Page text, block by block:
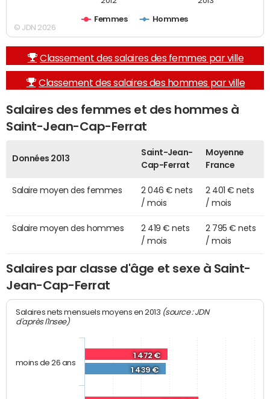
Femmes Hommes
© JDN 2026
Classement des salaires des femmes par ville
Classement des salaires des hommes par ville
Salaires des femmes et des hommes à
Saint-Jean-Cap-Ferrat
Données 2013
Saint-Jean-
Cap-Ferrat
Moyenne
France
Salaire moyen des femmes
2 046 € nets
/ mois
2 401 € nets
/ mois
Salaire moyen des hommes
2 419 € nets
/ mois
2 795 € nets
/ mois
Salaires par classe d'âge et sexe à Saint-
Jean-Cap-Ferrat
Salaires nets mensuels moyens en 2013 (source : JDN
d'après l'Insee)
1 472 €
1 439 €
moins de 26 ans